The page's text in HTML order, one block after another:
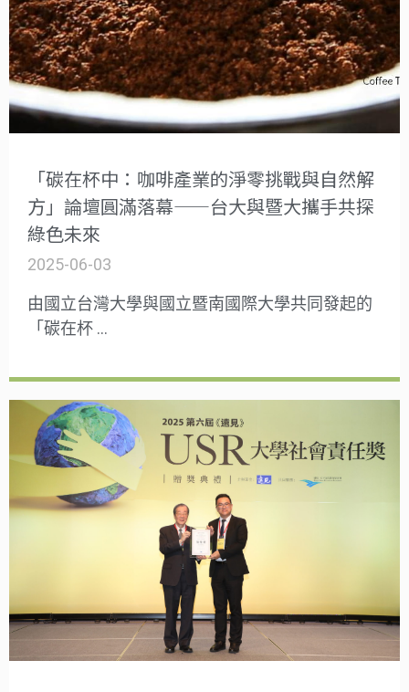
「碳在杯中：咖啡產業的淨零挑戰與自然解
方」論壇圓滿落幕——台大與暨大攜手共探
綠色未來
2025-06-03
由國立台灣大學與國立暨南國際大學共同發起的
「碳在杯 …